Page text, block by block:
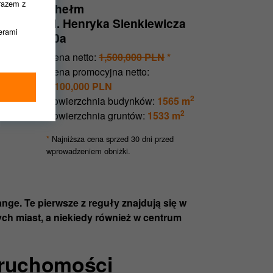
Chełm
ul. Henryka Sienkiewicza
20a
Cena netto: 1,500,000 PLN*
Cena promocyjna netto:
1,100,000 PLN
Powierzchnia budynków: 1565 m2
Powierzchnia gruntów: 1533 m2
* Najniższa cena sprzed 30 dni przed
wprowadzeniem obniżki.
Te pierwsze z reguły znajdują się w
miast, a niekiedy również w centrum
z